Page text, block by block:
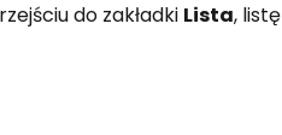
do zakładki Lista,